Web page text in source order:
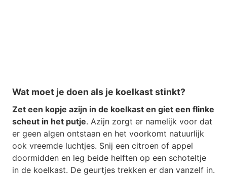
Wat moet je doen als je koelkast stinkt?
Zet een kopje azijn in de koelkast en giet een flinke
scheut in het putje. Azijn zorgt er namelijk voor dat
er geen algen ontstaan en het voorkomt natuurlijk
ook vreemde luchtjes. Snij een citroen of appel
doormidden en leg beide helften op een schoteltje
in de koelkast. De geurtjes trekken er dan vanzelf in.